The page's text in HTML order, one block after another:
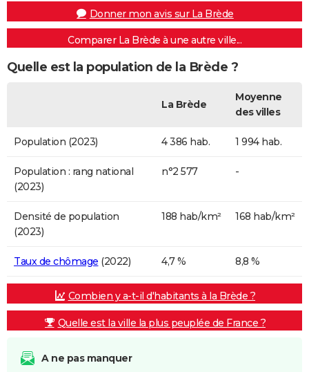
Donner mon avis sur La Brède
Comparer La Brède à une autre ville...
Quelle est la population de la Brède ?
La Brède
Moyenne
des villes
Population (2023) 4 386 hab. 1 994 hab.
Population : rang national
(2023)
n°2 577 -
Densité de population
(2023)
188 hab/km² 168 hab/km²
Taux de chômage (2022) 4,7 % 8,8 %
Combien y a-t-il d'habitants à la Brède ?
Quelle est la ville la plus peuplée de France ?
A ne pas manquer